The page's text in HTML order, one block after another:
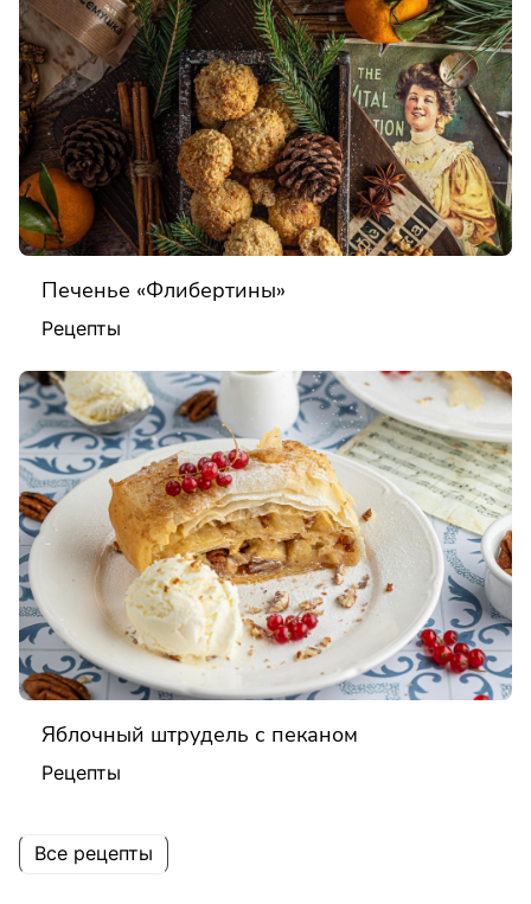
Печенье «Флибертины»
Рецепты
Яблочный штрудель с пеканом
Рецепты
Все рецепты